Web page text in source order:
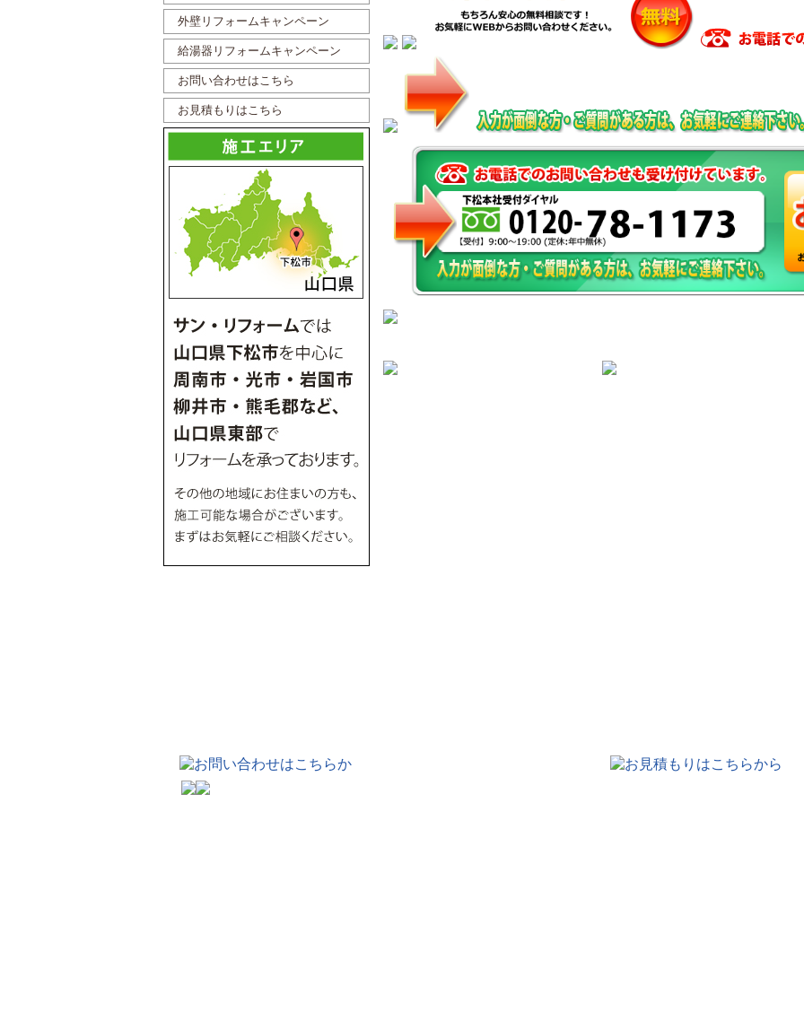
外壁リフォームキャンペーン
給湯器リフォームキャンペーン
お問い合わせはこちら
お見積もりはこちら